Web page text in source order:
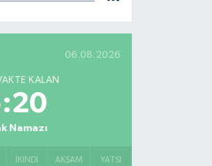
06.08.2026
KALAN
Namazı
İKINDI AKŞAM YATSI